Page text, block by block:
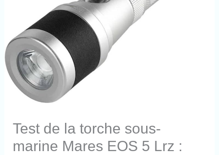
Test de la torche sous-
marine Mares EOS 5 Lrz :